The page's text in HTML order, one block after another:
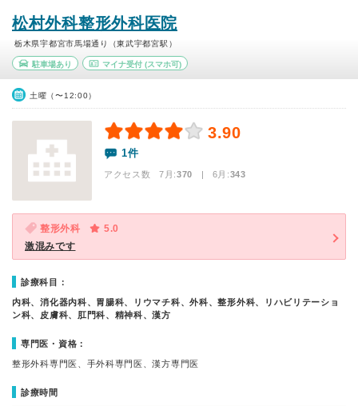
松村外科整形外科医院
栃木県宇都宮市馬場通り（東武宇都宮駅）
駐車場あり マイナ受付(スマホ可)
土曜（〜12:00）
3.90
1件
アクセス数 7月:370 | 6月:343
整形外科
5.0
激混みです
診療科目：
内科、消化器内科、胃腸科、リウマチ科、外科、整形外科、リハビリテーショ
ン科、皮膚科、肛門科、精神科、漢方
専門医・資格：
整形外科専門医、手外科専門医、漢方専門医
診療時間